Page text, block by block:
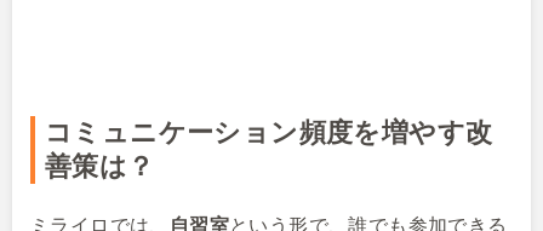
コミュニケーション頻度を増やす改
善策は？
ミライロでは、 自習室という形で、誰でも参加できる